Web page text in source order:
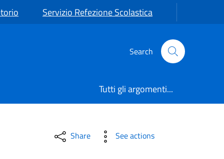
Servizio Refezione Scolastica
Search
Tutti gli argomenti...
Share See actions